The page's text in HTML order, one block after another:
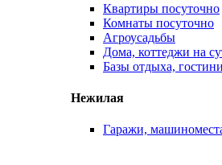
Квартиры посуточно
Комнаты посуточно
Агроусадьбы
Дома, коттеджи на
Базы отдыха,
Нежилая
Гаражи,